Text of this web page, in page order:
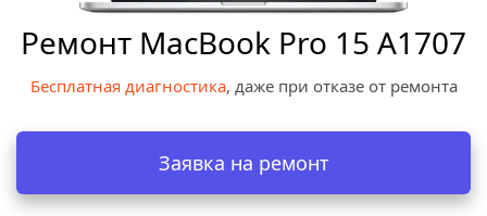
Ремонт MacBook Pro 15 A1707
Бесплатная диагностика, даже при отказе от ремонта
Заявка на ремонт